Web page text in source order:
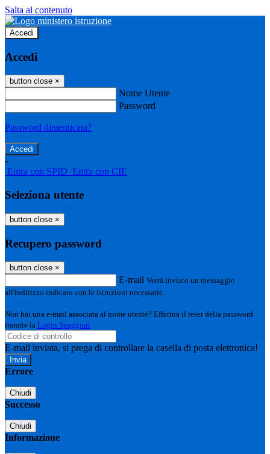
Salta al contenuto
Accedi
Accedi
button close ×
Nome Utente
Password
Password dimenticata?
-
Entra con SPID Entra con CIE
Seleziona utente
button close ×
Recupero password
button close ×
E-mail Verrà inviato un messaggio
all'indirizzo indicato con le istruzioni necessarie.
Non hai una e-mail associata al nome utente? Effettua il reset della password
tramite la Login Spaggiari
E-mail inviata, si prega di controllare la casella di posta elettronica!
Errore
Chiudi
Successo
Chiudi
Informazione